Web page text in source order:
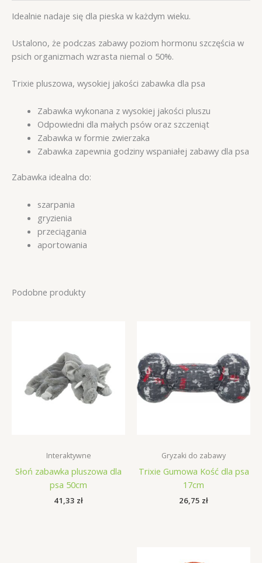
Idealnie nadaje się dla pieska w każdym wieku.
Ustalono, że podczas zabawy poziom hormonu szczęścia w
psich organizmach wzrasta niemal o 50%.
Trixie pluszowa, wysokiej jakości zabawka dla psa
Zabawka wykonana z wysokiej jakości pluszu
Odpowiedni dla małych psów oraz szczeniąt
Zabawka w formie zwierzaka
Zabawka zapewnia godziny wspaniałej zabawy dla psa
Zabawka idealna do:
szarpania
gryzienia
przeciągania
aportowania
Podobne produkty
Interaktywne
Słoń zabawka pluszowa dla
psa 50cm
41,33 zł
Gryzaki do zabawy
Trixie Gumowa Kość dla psa
17cm
26,75 zł